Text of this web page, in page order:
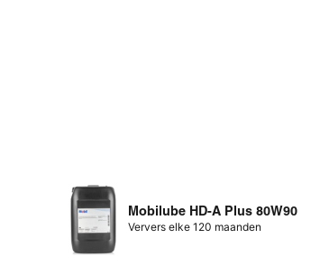
Mobilube HD-A Plus 80W90
Ververs elke 120 maanden